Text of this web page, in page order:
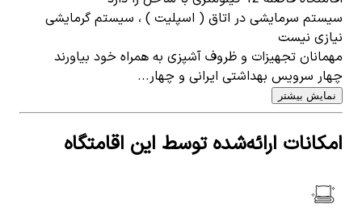
سیستم سرمایشی در اتاق ( اسپلیت ) ، سیستم گرمایشی
نیازی نیست
مهمانان تجهیزات و ظروف آشپزی به همراه خود بیاورند
چهار سرویس بهداشتی ایرانی و چهار...
نمایش بیشتر
امکانات ارائه‌شده توسط این اقامتگاه